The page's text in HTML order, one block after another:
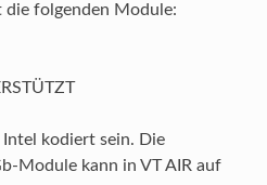
folgenden Module:
kodiert sein. Die
Module kann in VT AIR auf